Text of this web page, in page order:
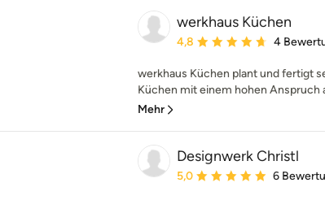
werkhaus Küchen
Durchschnittliche
4,8 4
werkhaus Küchen plant und fertigt
Küchen mit einem hohen Anspruch
Mehr
Designwerk Christl
Durchschnittliche
5,0 6